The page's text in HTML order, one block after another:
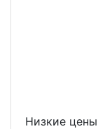
Низкие цены